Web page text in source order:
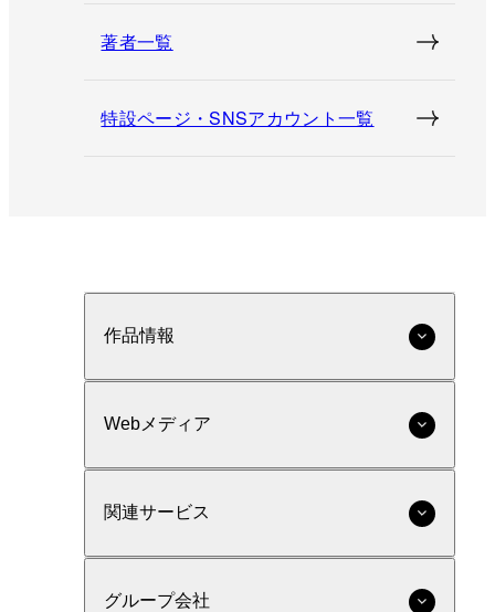
著者一覧
特設ページ・SNSアカウント一覧
作品情報
Webメディア
関連サービス
グループ会社